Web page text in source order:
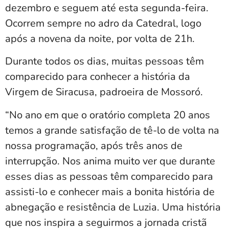
dezembro e seguem até esta segunda-feira.
Ocorrem sempre no adro da Catedral, logo
após a novena da noite, por volta de 21h.
Durante todos os dias, muitas pessoas têm
comparecido para conhecer a história da
Virgem de Siracusa, padroeira de Mossoró.
“No ano em que o oratório completa 20 anos
temos a grande satisfação de tê-lo de volta na
nossa programação, após três anos de
interrupção. Nos anima muito ver que durante
esses dias as pessoas têm comparecido para
assisti-lo e conhecer mais a bonita história de
abnegação e resistência de Luzia. Uma história
que nos inspira a seguirmos a jornada cristã